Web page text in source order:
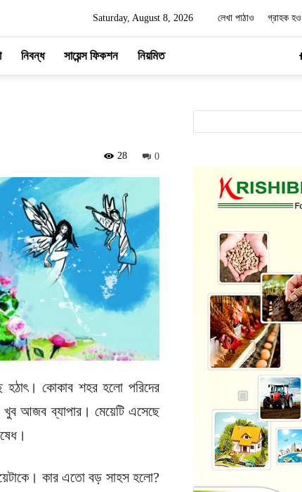
Saturday, August 8, 2026 লেখা পাঠাও গ্রাহক হও
নিবন্ধ সায়েন্স ফিকশন নিয়মিত
0
28
কোকাব শহর হলো পরিদের
আজব ব্যাপার। মেয়েটি এসেছে
কার এতো বড় সাহস হলো?